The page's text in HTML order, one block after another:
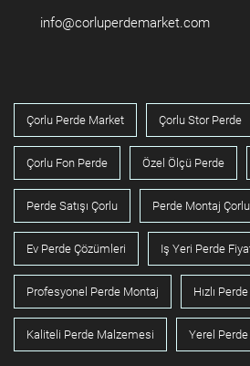
info@corluperdemarket.com
Çorlu Perde Market Çorlu Stor Perde
Çorlu Fon Perde Özel Ölçü Perde
Perde Satışı Çorlu Perde Montaj Çorlu
Ev Perde Çözümleri Iş Yeri Perde
Profesyonel Perde Montaj Hızlı
Kaliteli Perde Malzemesi Yerel Perde